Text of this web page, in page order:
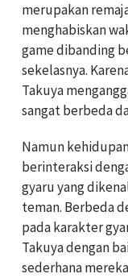
merupakan
menghabiskan
game dibanding
sekelasnya.
Takuya
sangat berbeda
Namun
berinteraksi
gyaru yang
teman. Berbeda
pada karakter
Takuya dengan
sederhana